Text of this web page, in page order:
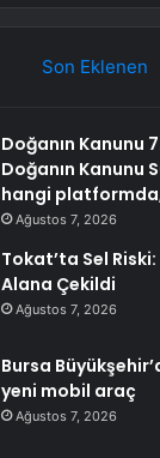
Son Eklenen
Doğanın Kanunu
Doğanın Kanunu
hangi
Ağustos 7, 2026
Tokat’ta Sel
Alana Çekildi
Ağustos 7, 2026
Bursa
yeni mobil araç
Ağustos 7, 2026